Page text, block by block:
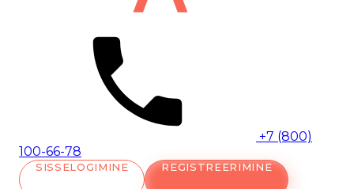
+7 (800)
100-66-78
SISSELOGIMINE REGISTREERIMINE